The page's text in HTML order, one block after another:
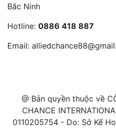
Bắc Ninh
Hotline: 0886 418 887
Email:
@ Bản quyền thuộc về
CHANCE
0110205754 - Do: Sở Kế